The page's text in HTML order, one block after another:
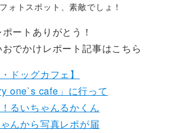
ォトスポット、素敵でしょ！
ートありがとう！
でかけレポート記事はこちら
・ドッグカフェ】
one`s cafe」に行って
るいちゃんるかくん
んから写真レポが届